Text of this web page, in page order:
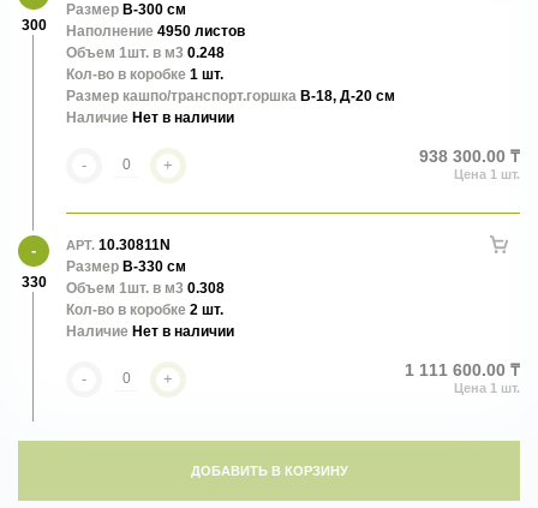
300
Размер В-300 см
Наполнение 4950 листов
Объем 1шт. в м3 0.248
Кол-во в коробке 1 шт.
Размер кашпо/транспорт.горшка В-18, Д-20 см
Наличие Нет в наличии
- + 938 300.00 ₸
330
АРТ. 10.30811N
Размер В-330 см
Объем 1шт. в м3 0.308
Кол-во в коробке 2 шт.
Наличие Нет в наличии
- + 1 111 600.00 ₸
ДОБАВИТЬ В КОРЗИНУ